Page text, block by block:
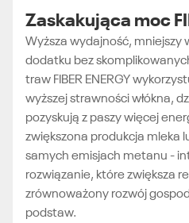
Zaskakująca moc
Wyższa wydajność, mniejszy
dodatku bez
traw FIBER ENERGY
wyższej strawności włókna,
pozyskują z paszy więcej
zwiększona produkcja mleka
samych emisjach metanu -
rozwiązanie, które zwiększa
zrównoważony rozwój
podstaw.